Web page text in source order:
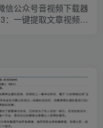
信公众号音视频下载器
：一键提取文章视频与